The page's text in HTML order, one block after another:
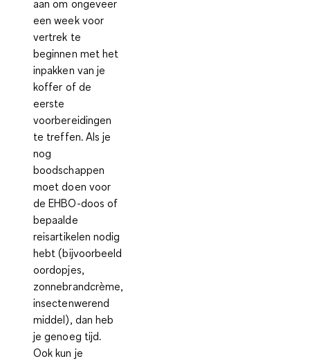
aan om ongeveer
een week voor
vertrek te
beginnen met het
inpakken van je
koffer of de
eerste
voorbereidingen
te treffen. Als je
nog
boodschappen
moet doen voor
de EHBO-doos of
bepaalde
reisartikelen nodig
hebt (bijvoorbeeld
oordopjes,
zonnebrandcrème,
insectenwerend
middel), dan heb
je genoeg tijd.
Ook kun je